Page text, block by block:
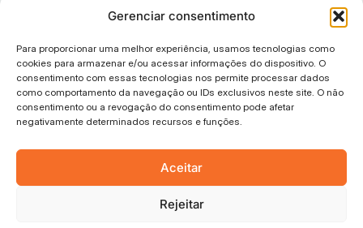
Gerenciar consentimento
Para proporcionar uma melhor experiência, usamos tecnologias como
cookies para armazenar e/ou acessar informações do dispositivo. O
consentimento com essas tecnologias nos permite processar dados
como comportamento da navegação ou IDs exclusivos neste site. O não
consentimento ou a revogação do consentimento pode afetar
negativamente determinados recursos e funções.
Aceitar
Rejeitar
Política de privacidade